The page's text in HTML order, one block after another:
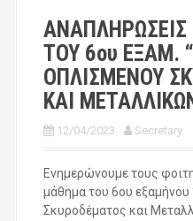
ΤΟΥ 6ου ΕΞΑΜ.
ΟΠΛΙΣΜΕΝΟΥ
ΚΑΙ
12/04/2023 Secretary
Ενημερώνουμε τους
μάθημα του 6ου εξαμήνου
Σκυροδέματος και